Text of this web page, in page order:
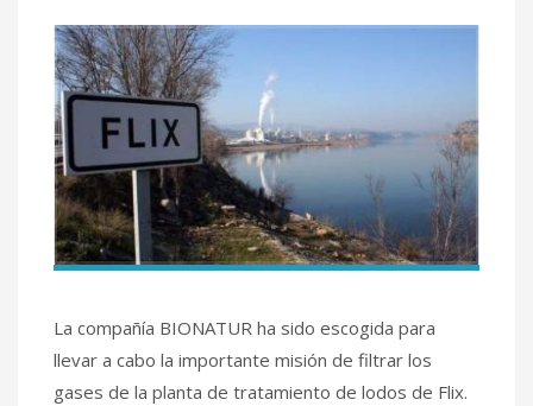
La compañía BIONATUR ha sido escogida para
llevar a cabo la importante misión de filtrar los
gases de la planta de tratamiento de lodos de Flix.